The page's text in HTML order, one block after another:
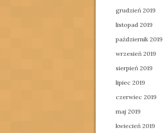
grudzień 2019
listopad 2019
październik 2019
wrzesień 2019
sierpień 2019
lipiec 2019
czerwiec 2019
maj 2019
kwiecień 2019